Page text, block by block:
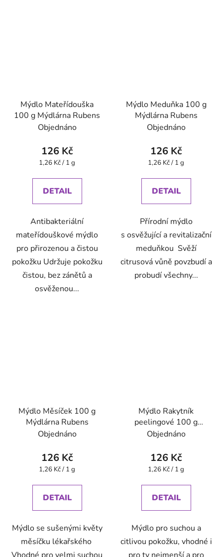
Mýdlo Mateřídouška
100 g Mýdlárna Rubens
Objednáno
126 Kč
Měrná
1,26 Kč / 1 g
DETAIL
Antibakteriální
mateřídouškové mýdlo
pro přirozenou a čistou
pokožku Udržuje pokožku
čistou, bez zánětů a
osvěženou...
Mýdlo Meduňka 100 g
Mýdlárna Rubens
Objednáno
126 Kč
Měrná
1,26 Kč / 1 g
DETAIL
Přírodní mýdlo
s osvěžující a revitalizační
meduňkou Svěží
citrusová vůně povzbudí a
probudí všechny...
Mýdlo Měsíček 100 g
Mýdlárna Rubens
Objednáno
126 Kč
Měrná
1,26 Kč / 1 g
DETAIL
Mýdlo se sušenými květy
měsíčku lékařského
Mýdlo Rakytník
peelingové 100 g
Mýdlárna Rubens
Objednáno
126 Kč
Měrná
1,26 Kč / 1 g
DETAIL
Mýdlo pro suchou a
citlivou pokožku, vhodné i